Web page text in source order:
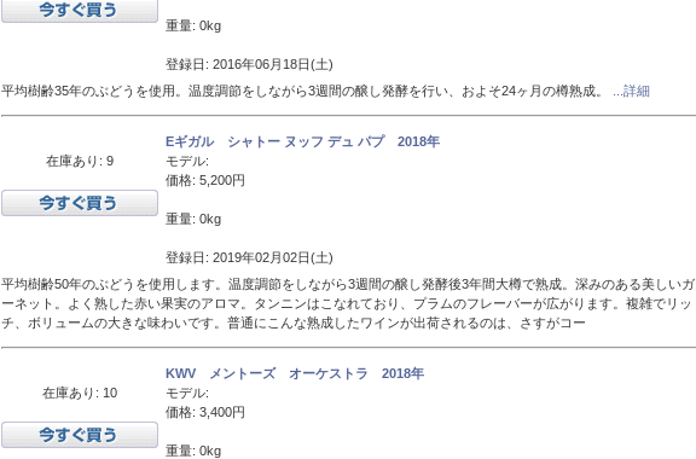
重量: 0kg
登録日: 2016年06月18日(土)
平均樹齢35年のぶどうを使用。温度調節をしながら3週間の醸し発酵を行い、およそ24ヶ月の樽熟成。
...詳細
在庫あり: 9
Eギガル シャトー ヌッフ デュ パプ 2018年
モデル:
価格: 5,200円
重量: 0kg
登録日: 2019年02月02日(土)
平均樹齢50年のぶどうを使用します。温度調節をしながら3週間の醸し発酵後3年間大樽で熟成。深みのある美しいガ
ーネット。よく熟した赤い果実のアロマ。タンニンはこなれており、プラムのフレーバーが広がります。複雑でリッ
チ、ボリュームの大きな味わいです。普通にこんな熟成したワインが出荷されるのは、さすがコー
在庫あり: 10
KWV メントーズ オーケストラ 2018年
モデル:
価格: 3,400円
重量: 0kg